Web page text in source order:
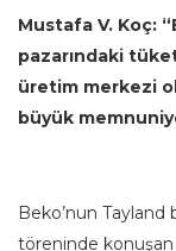
Mustafa V. Koç:
pazarındaki
üretim merkezi
büyük
Beko’nun
töreninde konuşan